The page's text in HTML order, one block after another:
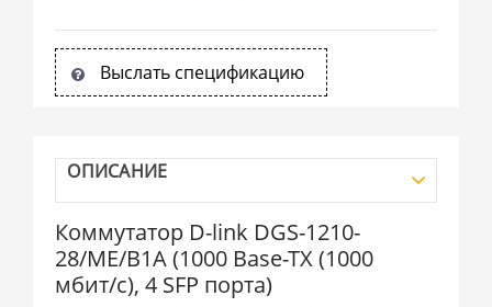
Выслать спецификацию
ОПИСАНИЕ
Коммутатор D-link DGS-1210-
28/ME/B1A (1000 Base-TX (1000
мбит/с), 4 SFP порта)